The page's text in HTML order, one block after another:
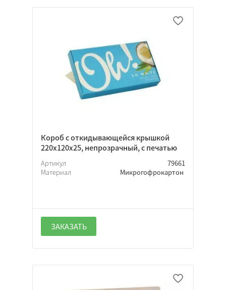
Короб с откидывающейся крышкой
220х120х25, непрозрачный, с печатью
Артикул
79661
Материал
Микрогофрокартон
ЗАКАЗАТЬ